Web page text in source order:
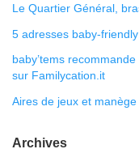
Le Quartier Général,
5 adresses baby-
baby’tems
sur Familycation.it
Aires de jeux et
Archives